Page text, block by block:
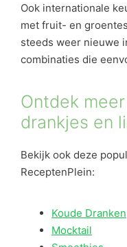
Ook internationale
met fruit- en
steeds weer nieuwe
combinaties die
Ontdek
drankjes en
Bekijk ook deze
ReceptenPlein:
Koude Dranken
Mocktail